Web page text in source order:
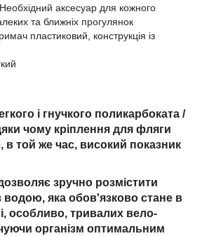
аксесуар для кожного
та ближніх прогулянок
пластиковий, конструкція із
і гнучкого поликарбоката /
чому кріплення для фляги
в той же час, високий показник
зручно розмістити
водою, яка обов'язково стане в
особливо, тривалих вело-
організм оптимальним